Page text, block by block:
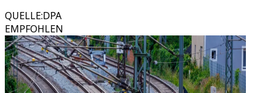
QUELLE:DPA
EMPFOHLEN